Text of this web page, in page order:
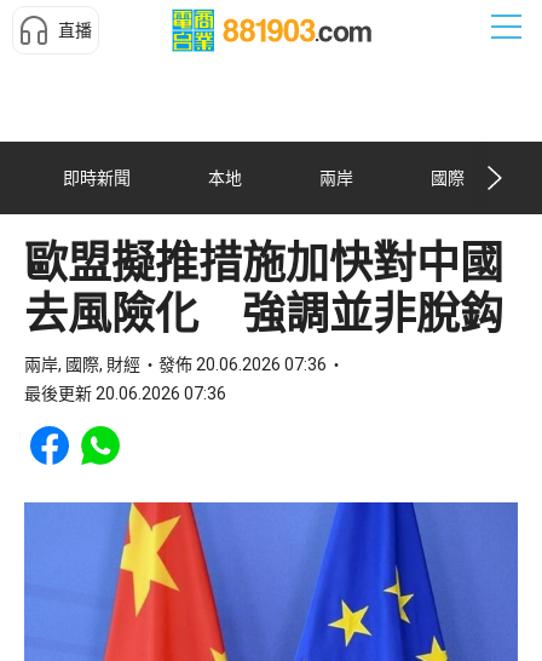
直播
即時新聞 本地 兩岸 國際
歐盟擬推措施加快對中國
去風險化 強調並非脫鈎
兩岸, 國際, 財經
發佈 20.06.2026 07:36
最後更新 20.06.2026 07:36
Share to Facebook
Share to WhatsApp